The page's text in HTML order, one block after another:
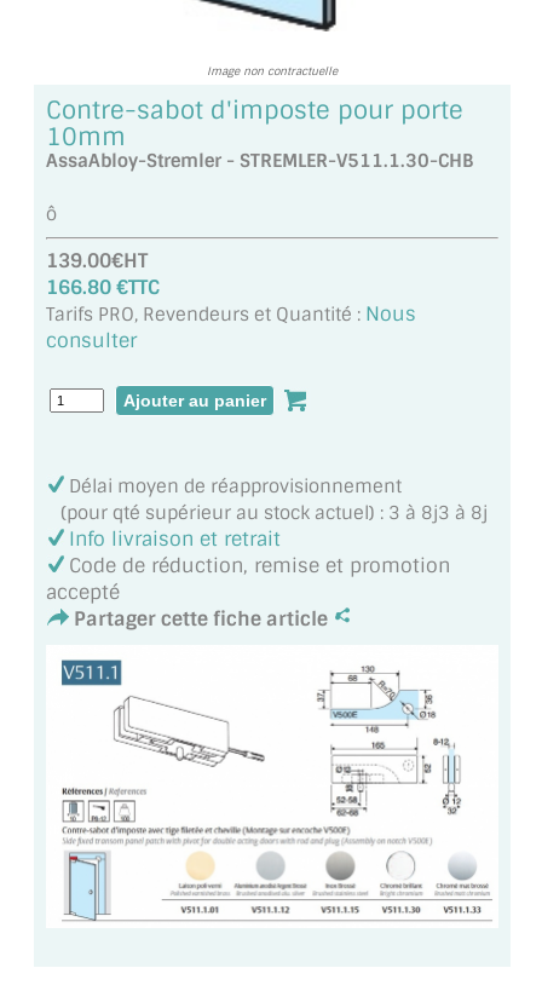
MIROIR DE SALLE DE BAIN
MIROIR PAROI DE DOUCHE
MIROIR POUR SALLE DE SPORT
MIROIR POUR SALLE DE DANSE
MIROIR TV
VERRE EXTRACLAIR
VERRE TREMPÉ (SÉCURIT)
PAROI DE DOUCHE
VERRE FEUILLETÉ
VERRE ANTI-REFLET
VERRE LAQUÉ/CRÉDENCE
VERRE FEUILLETÉ/TREMPÉ
DALLE DE SOL EN VERRE
Image non contractuelle
Contre-sabot d'imposte pour porte
10mm
AssaAbloy-Stremler - STREMLER-V511.1.30-CHB
ô
139.00€HT
166.80 €TTC
Tarifs PRO, Revendeurs et Quantité : Nous
consulter
Délai moyen de réapprovisionnement
(pour qté supérieur au stock actuel) : 3 à 8j3 à 8j
Info livraison et retrait
Code de réduction, remise et promotion
accepté
Partager cette fiche article